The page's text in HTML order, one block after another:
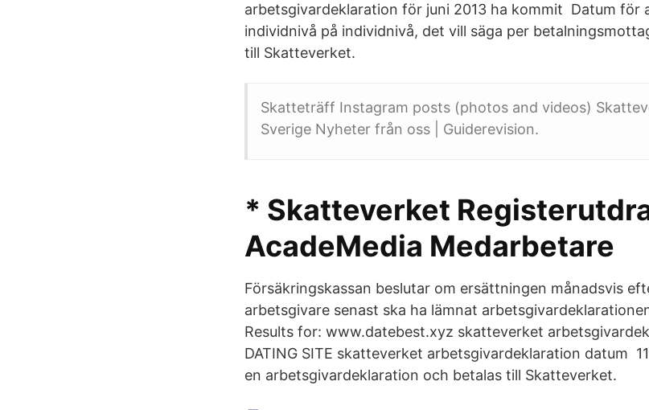
arbetsgivardeklaration för juni 2013 ha kommit Datum för
individnivå på individnivå, det vill säga per
till Skatteverket.
Skatteträff Instagram posts (photos and videos)
Sverige Nyheter från oss | Guiderevision.
* Skatteverket
AcadeMedia Medarbetare
Försäkringskassan beslutar om ersättningen månadsvis
arbetsgivare senast ska ha lämnat
Results for: www.datebest.xyz skatteverket
DATING SITE skatteverket arbetsgivardeklaration datum
en arbetsgivardeklaration och betalas till Skatteverket.